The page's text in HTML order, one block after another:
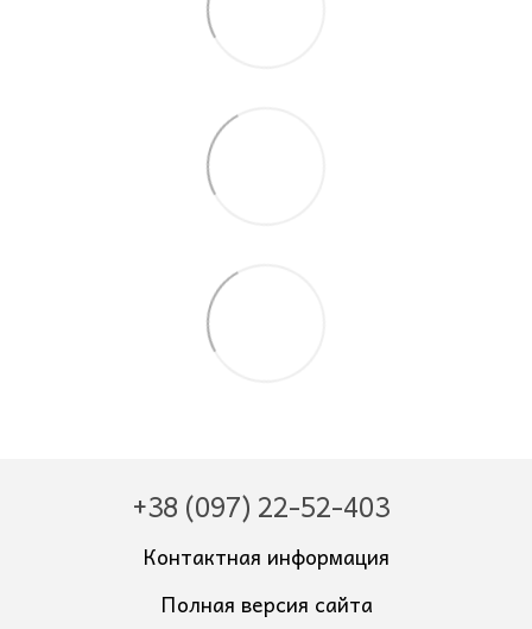
+38 (097) 22-52-403
Контактная информация
Полная версия сайта